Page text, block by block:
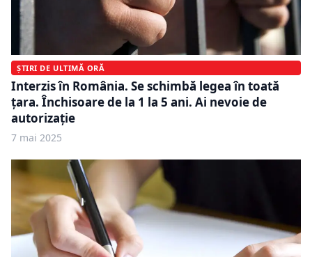
ȘTIRI DE ULTIMĂ ORĂ
Interzis în România. Se schimbă legea în toată
țara. Închisoare de la 1 la 5 ani. Ai nevoie de
autorizație
7 mai 2025